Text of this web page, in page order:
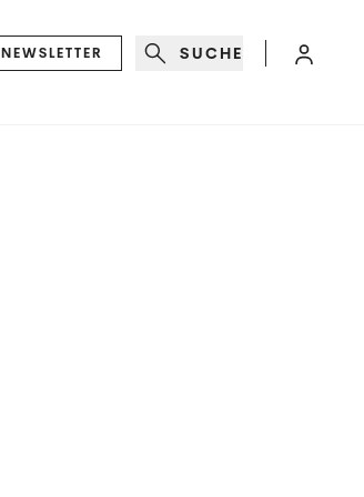
NEWSLETTER SUCHE